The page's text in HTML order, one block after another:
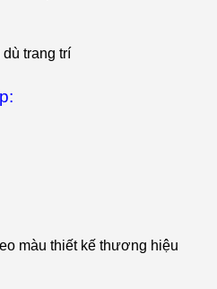
trang trí
màu thiết kế thương hiệu